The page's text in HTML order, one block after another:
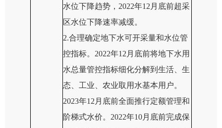
水位下降趋势，2022年12月底前超采
区水位下降速率减缓。
2.合理确定地下水可开采量和水位管
控指标。2022年12月底前将地下水用
水总量管控指标细化分解到生活、生
态、工业、农业取用水基本用户。
2023年12月底前全面推行定额管理和
阶梯式水价。2022年10月底前完成保